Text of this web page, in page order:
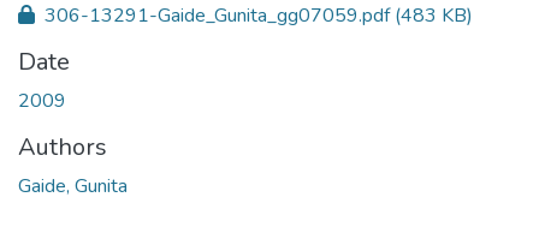
306-13291-Gaide_Gunita_gg07059.pdf(483 KB)
Date
2009
Authors
Gaide, Gunita